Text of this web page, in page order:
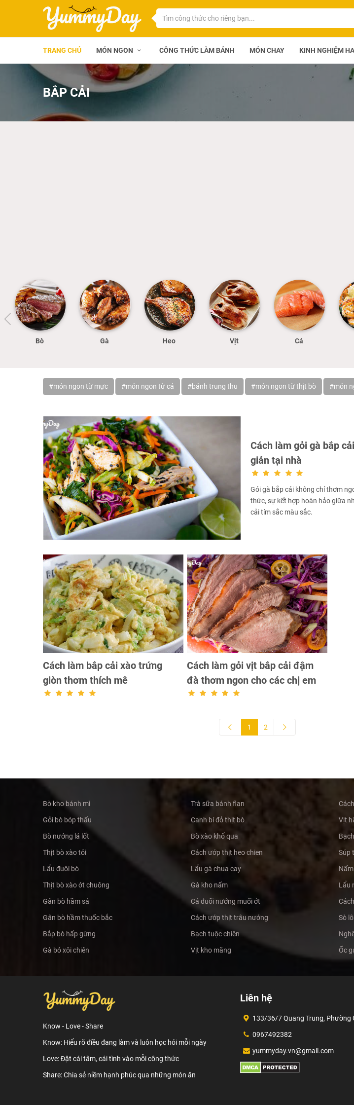
TRANG CHỦ MÓN NGON CÔNG THỨC LÀM BÁNH MÓN CHAY KINH NGHIỆM
BẮP CẢI
Bò Gà Heo Vịt Cá
#món ngon từ mực #món ngon từ cá #bánh trung thu #món ngon từ thịt bò #món
Cách làm gỏi gà bắp
giản tại nhà
Gỏi gà bắp cải không chỉ thơm
thức, sự kết hợp hoàn hảo giữa
cải tím sắc màu sắc.
Cách làm bắp cải xào trứng
giòn thơm thích mê
Cách làm gỏi vịt bắp cải đậm
đà thơm ngon cho các chị em
1 2
Bò kho bánh mì
Gỏi bò bóp thấu
Bò nướng lá lốt
Thịt bò xào tỏi
Lẩu đuôi bò
Thịt bò xào ớt chuông
Gân bò hầm sả
Gân bò hầm thuốc bắc
Bắp bò hấp gừng
Gà bó xôi chiên
Trà sữa bánh flan
Canh bí đỏ thịt bò
Bò xào khổ qua
Cách ướp thịt heo chien
Lẩu gà chua cay
Gà kho nấm
Cá đuối nướng muối ớt
Cách ướp thịt trâu nướng
Bạch tuộc chiên
Vịt kho măng
Vịt
Súp
Lẩu
Sò
Ốc
Know - Love - Share
Know: Hiểu rõ điều đang làm và luôn học hỏi mỗi ngày
Love: Đặt cái tâm, cái tình vào mỗi công thức
Share: Chia sẻ niềm hạnh phúc qua những món ăn
Liên hệ
133/36/7 Quang Trung, Phường
0967492382
yummyday.vn@gmail.com